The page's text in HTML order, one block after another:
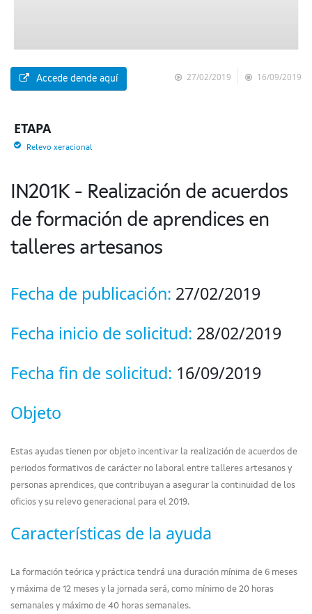
27/02/2019 16/09/2019
Accede dende aquí
ETAPA
Relevo xeracional
IN201K - Realización de acuerdos
de formación de aprendices en
talleres artesanos
Fecha de publicación: 27/02/2019
Fecha inicio de solicitud: 28/02/2019
Fecha fin de solicitud: 16/09/2019
Objeto
Estas ayudas tienen por objeto incentivar la realización de acuerdos de
periodos formativos de carácter no laboral entre talleres artesanos y
personas aprendices, que contribuyan a asegurar la continuidad de los
oficios y su relevo generacional para el 2019.
Características de la ayuda
La formación teórica y práctica tendrá una duración mínima de 6 meses
y máxima de 12 meses y la jornada será, como mínimo de 20 horas
semanales y máximo de 40 horas semanales.